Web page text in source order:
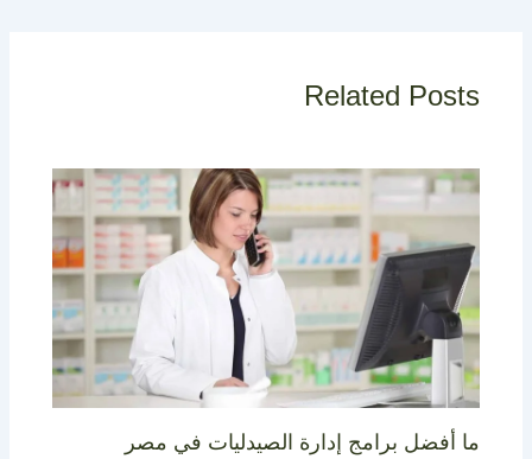
Related Posts
ما أفضل برامج إدارة الصيدليات في مصر